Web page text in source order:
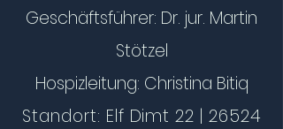
Geschäftsführer: Dr. jur. Martin
Stötzel
Hospizleitung: Christina Bitiq
Standort: Elf Dimt 22 | 26524